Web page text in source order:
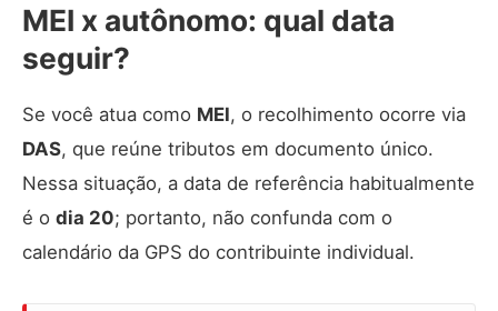
MEI x autônomo: qual data
seguir?
Se você atua como MEI, o recolhimento ocorre via
DAS, que reúne tributos em documento único.
Nessa situação, a data de referência habitualmente
é o dia 20; portanto, não confunda com o
calendário da GPS do contribuinte individual.